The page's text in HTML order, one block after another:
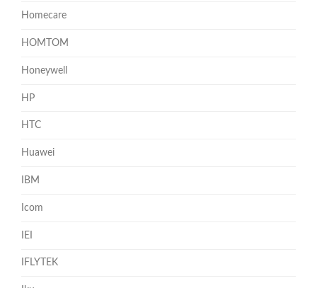
Homecare
HOMTOM
Honeywell
HP
HTC
Huawei
IBM
Icom
IEI
IFLYTEK